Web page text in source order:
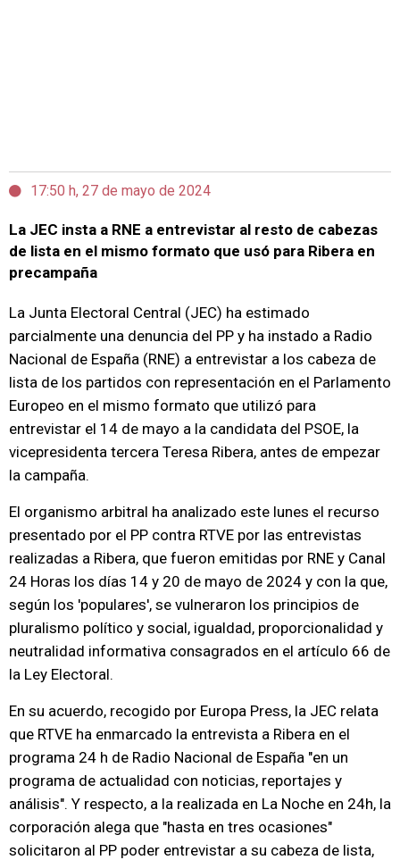
17:50 h, 27 de mayo de 2024
La JEC insta a RNE a entrevistar al resto de cabezas
de lista en el mismo formato que usó para Ribera en
precampaña
La Junta Electoral Central (JEC) ha estimado
parcialmente una denuncia del PP y ha instado a Radio
Nacional de España (RNE) a entrevistar a los cabeza de
lista de los partidos con representación en el Parlamento
Europeo en el mismo formato que utilizó para
entrevistar el 14 de mayo a la candidata del PSOE, la
vicepresidenta tercera Teresa Ribera, antes de empezar
la campaña.
El organismo arbitral ha analizado este lunes el recurso
presentado por el PP contra RTVE por las entrevistas
realizadas a Ribera, que fueron emitidas por RNE y Canal
24 Horas los días 14 y 20 de mayo de 2024 y con la que,
según los 'populares', se vulneraron los principios de
pluralismo político y social, igualdad, proporcionalidad y
neutralidad informativa consagrados en el artículo 66 de
la Ley Electoral.
En su acuerdo, recogido por Europa Press, la JEC relata
que RTVE ha enmarcado la entrevista a Ribera en el
programa 24 h de Radio Nacional de España "en un
programa de actualidad con noticias, reportajes y
análisis". Y respecto, a la realizada en La Noche en 24h, la
corporación alega que "hasta en tres ocasiones"
solicitaron al PP poder entrevistar a su cabeza de lista,